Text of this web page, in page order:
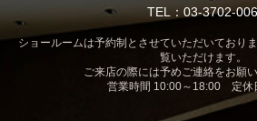
TEL：03-3702-
ショールームは予約制とさせていただいており
覧いただけます。
ご来店の際には予めご連絡をお願い
営業時間 10:00～18:00 定休